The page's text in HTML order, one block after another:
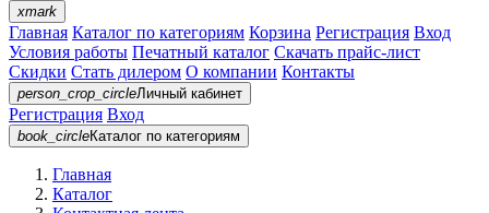
xmark
Главная Каталог по категориям Корзина Регистрация Вход
Условия работы Печатный каталог Скачать прайс-лист
Скидки Стать дилером О компании Контакты
person_crop_circleЛичный кабинет
Регистрация Вход
book_circleКаталог по категориям
Главная
Каталог